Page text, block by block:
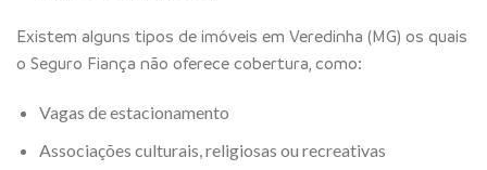
Existem alguns tipos de imóveis em Veredinha (MG) os quais
o Seguro Fiança não oferece cobertura, como:
Vagas de estacionamento
Associações culturais, religiosas ou recreativas